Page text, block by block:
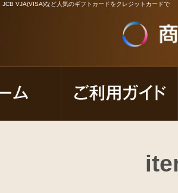
VJA(VISA)など人気のギフトカードをクレジットカードで